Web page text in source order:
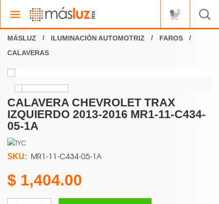
ILUMINACIÓN AUTOMOTRIZ
FAROS
CALAVERAS
CALAVERA CHEVROLET TRAX
IZQUIERDO 2013-2016 MR1-11-C434-
05-1A
SKU: MR1-11-C434-05-1A
1,404.00